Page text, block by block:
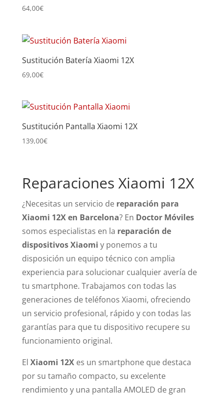
64,00€
Sustitución Batería Xiaomi 12X
69,00€
Sustitución Pantalla Xiaomi 12X
139,00€
Reparaciones Xiaomi 12X
¿Necesitas un servicio de reparación para
Xiaomi 12X en Barcelona? En Doctor Móviles
somos especialistas en la reparación de
dispositivos Xiaomi y ponemos a tu
disposición un equipo técnico con amplia
experiencia para solucionar cualquier avería de
tu smartphone. Trabajamos con todas las
generaciones de teléfonos Xiaomi, ofreciendo
un servicio profesional, rápido y con todas las
garantías para que tu dispositivo recupere su
funcionamiento original.
El Xiaomi 12Xes un smartphone que destaca
por su tamaño compacto, su excelente
rendimiento y una pantalla AMOLED de gran